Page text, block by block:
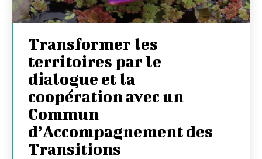
Transformer les
territoires par le
dialogue et la
coopération avec un
Commun
d’Accompagnement des
Transitions